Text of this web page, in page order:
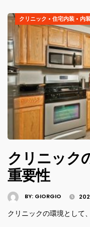
クリニック • 住宅内装 • 内
クリニック
重要性
BY: GIORGIO
クリニックの環境として